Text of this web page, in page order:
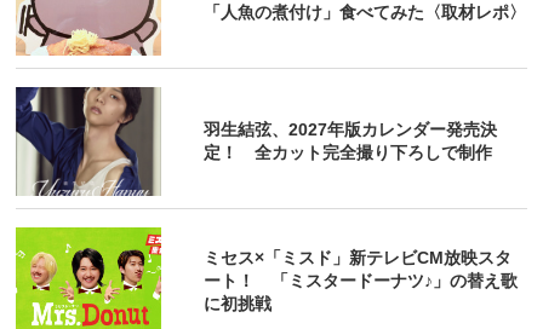
「人魚の煮付け」食べてみた〈取材レポ〉
羽生結弦、2027年版カレンダー発売決
定！ 全カット完全撮り下ろしで制作
ミセス×「ミスド」新テレビCM放映スタ
ート！ 「ミスタードーナツ♪」の替え歌
に初挑戦